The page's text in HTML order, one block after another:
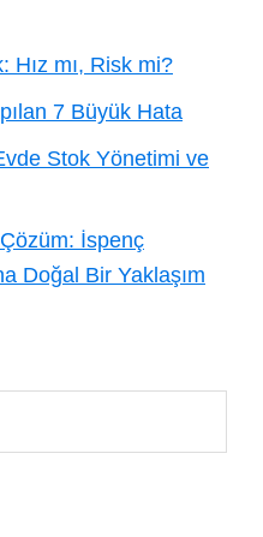
Hız mı, Risk mi?
7 Büyük Hata
Stok Yönetimi ve
İspenç
Doğal Bir Yaklaşım